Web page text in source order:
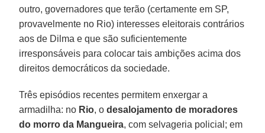
outro, governadores que terão (certamente em SP,
provavelmente no Rio) interesses eleitorais contrários
aos de Dilma e que são suficientemente
irresponsáveis para colocar tais ambições acima dos
direitos democráticos da sociedade.
Três episódios recentes permitem enxergar a
armadilha: no Rio, odesalojamento de moradores
do morro da Mangueira, com selvageria policial; em